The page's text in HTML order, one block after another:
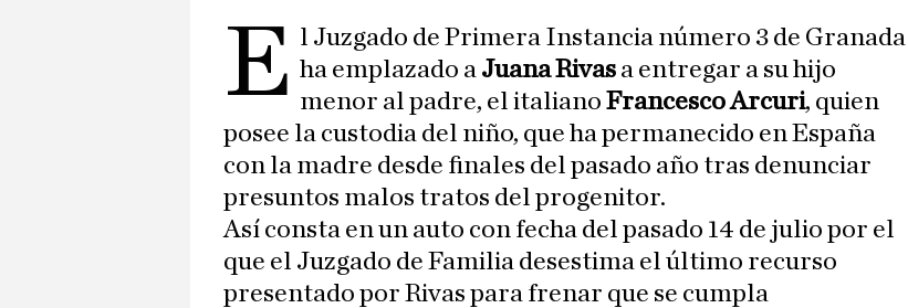
E l Juzgado de Primera Instancia número 3 de Granada
ha emplazado a Juana Rivas a entregar a su hijo
menor al padre, el italianoFrancesco Arcuri, quien
posee la custodia del niño, que ha permanecido en España
con la madre desde finales del pasado año tras denunciar
presuntos malos tratos del progenitor.
Así consta en un auto con fecha del pasado 14 de julio por el
que el Juzgado de Familia desestima el último recurso
presentado por Rivas para frenar que se cumpla